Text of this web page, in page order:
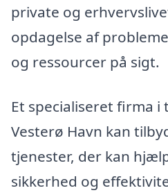
private og
opdagelse af
og ressourcer på sigt.
Et specialiseret firma
Vesterø Havn kan
tjenester, der kan
sikkerhed og